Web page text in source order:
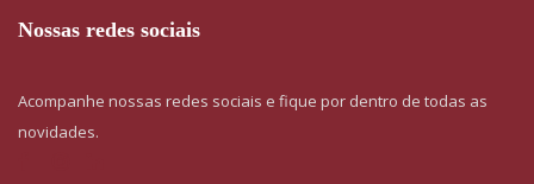
Nossas redes sociais
Acompanhe nossas redes sociais e fique por dentro de todas as
novidades.